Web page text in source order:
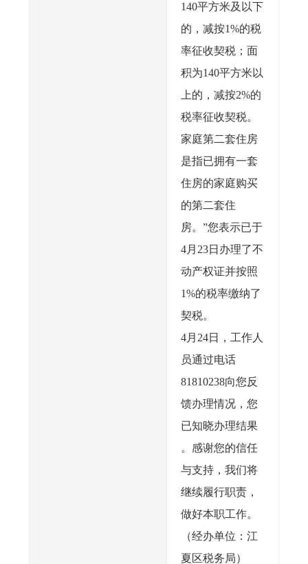
140平方米及以下
的，减按1%的税
率征收契税；面
积为140平方米以
上的，减按2%的
税率征收契税。
家庭第二套住房
是指已拥有一套
住房的家庭购买
的第二套住
房。”您表示已于
4月23日办理了不
动产权证并按照
1%的税率缴纳了
契税。
4月24日，工作人
员通过电话
81810238向您反
馈办理情况，您
已知晓办理结果
。感谢您的信任
与支持，我们将
继续履行职责，
做好本职工作。
（经办单位：江
夏区税务局）